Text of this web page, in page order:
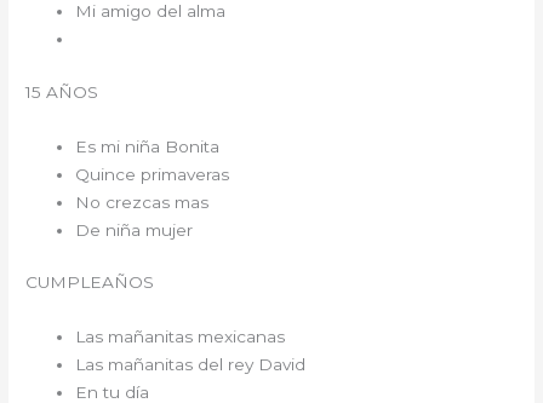
Mi amigo del alma
15 AÑOS
Es mi niña Bonita
Quince primaveras
No crezcas mas
De niña mujer
CUMPLEAÑOS
Las mañanitas mexicanas
Las mañanitas del rey David
En tu día